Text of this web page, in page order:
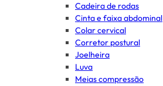
Cadeira de rodas
Cinta e faixa abdominal
Colar cervical
Corretor postural
Joelheira
Luva
Meias compressão